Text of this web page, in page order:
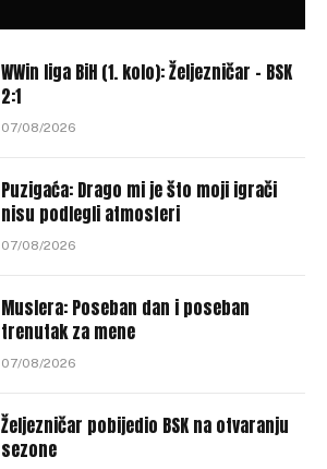
WWin liga BiH (1. kolo): Željezničar – BSK
2:1
07/08/2026
Puzigaća: Drago mi je što moji igrači
nisu podlegli atmosferi
07/08/2026
Muslera: Poseban dan i poseban
trenutak za mene
07/08/2026
Željezničar pobijedio BSK na otvaranju
sezone